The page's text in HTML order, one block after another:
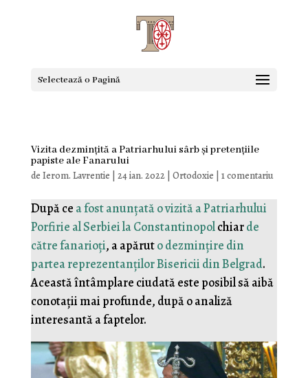
Selectează o Pagină
Vizita dezmințită a Patriarhului sârb și pretențiile
papiste ale Fanarului
de Ierom. Lavrentie 24 ian. 2022| Ortodoxie 1 comentariu
După ce a fost anunțată o vizită a Patriarhului
Porfirie al Serbiei la Constantinopolchiarde
către fanarioți, a apăruto dezmințire din
partea reprezentanților Bisericii din Belgrad.
Această întâmplare ciudată este posibil să aibă
conotații mai profunde, după o analiză
interesantă a faptelor.